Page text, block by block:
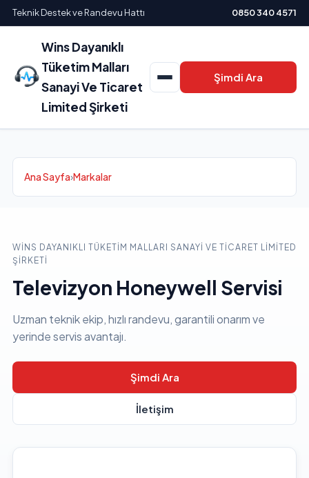
Teknik Destek ve Randevu Hattı 0850 340 4571
Wins Dayanıklı
Tüketim Malları
Sanayi Ve Ticaret
Limited Şirketi
Şimdi Ara
Ana Sayfa›Markalar
WINS DAYANIKLI TÜKETIM MALLARI SANAYI VE TICARET LIMITED
ŞIRKETI
Televizyon Honeywell Servisi
Uzman teknik ekip, hızlı randevu, garantili onarım ve
yerinde servis avantajı.
Şimdi Ara
İletişim